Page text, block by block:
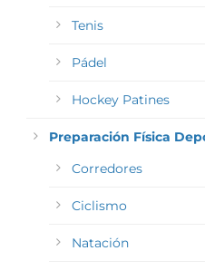
Tenis
Pádel
Hockey Patines
Preparación Física
Corredores
Ciclismo
Natación